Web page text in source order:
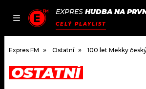
EXPRES HUDBA NA
CELÝ PLAYLIST
DOMŮ
Expres FM Ostatní 100 let Mekky českých
OSTATNÍ